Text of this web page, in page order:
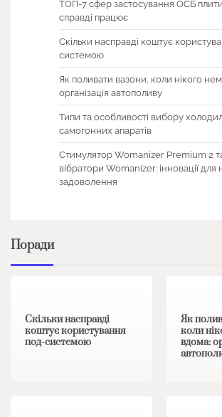
ТОП-7 сфер застосування ОСБ
справді працює
Скільки насправді коштує
системою
Як поливати вазони, коли нікого
організація автополиву
Типи та особливості вибору
самогонних апаратів
Стимулятор Womanizer Premium 2
вібратори Womanizer: інновації для
задоволення
Поради
Скільки насправді
коштує користування
под-системою
Як
коли
вдома: